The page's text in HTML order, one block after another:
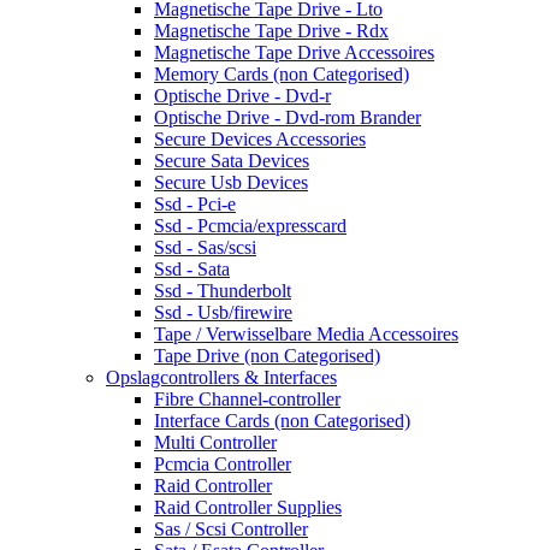
Magnetische Tape Drive - Lto
Magnetische Tape Drive - Rdx
Magnetische Tape Drive Accessoires
Memory Cards (non Categorised)
Optische Drive - Dvd-r
Optische Drive - Dvd-rom Brander
Secure Devices Accessories
Secure Sata Devices
Secure Usb Devices
Ssd - Pci-e
Ssd - Pcmcia/expresscard
Ssd - Sas/scsi
Ssd - Sata
Ssd - Thunderbolt
Ssd - Usb/firewire
Tape / Verwisselbare Media Accessoires
Tape Drive (non Categorised)
Opslagcontrollers & Interfaces
Fibre Channel-controller
Interface Cards (non Categorised)
Multi Controller
Pcmcia Controller
Raid Controller
Raid Controller Supplies
Sas / Scsi Controller